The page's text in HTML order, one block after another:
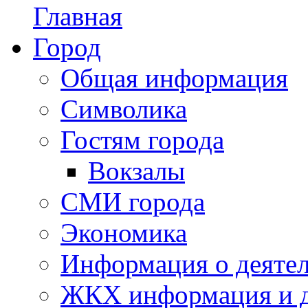
Главная
Город
Общая информация
Символика
Гостям города
Вокзалы
СМИ города
Экономика
Информация о
ЖКХ информация и